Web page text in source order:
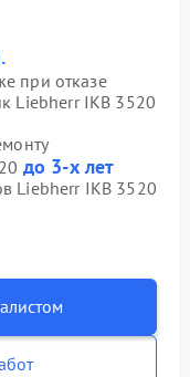
при отказе
Liebherr IKB 3520
до 3-х лет
Liebherr IKB 3520